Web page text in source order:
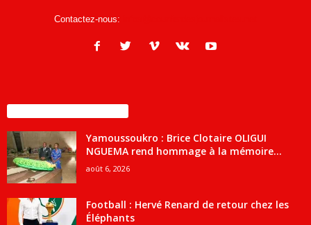
Contactez-nous:
Yamoussoukro : Brice Clotaire OLIGUI
NGUEMA rend hommage à la mémoire...
août 6, 2026
Football : Hervé Renard de retour chez les
Éléphants